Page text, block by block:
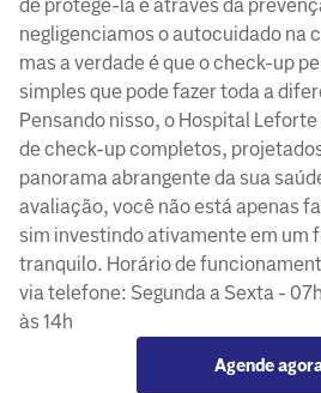
de protegê-la é através da
negligenciamos o autocuidado na
mas a verdade é que o check-up
simples que pode fazer toda a
Pensando nisso, o Hospital
de check-up completos,
panorama abrangente da sua
avaliação, você não está apenas
sim investindo ativamente em um
tranquilo. Horário de
via telefone: Segunda a Sexta -
às 14h
Agende